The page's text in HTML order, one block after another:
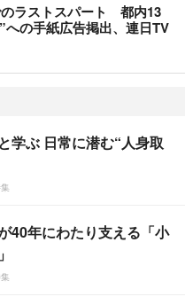
ラストスパート 都内13
への手紙広告掲出、連日TV
学ぶ 日常に潜む“人身取
40年にわたり支える「小